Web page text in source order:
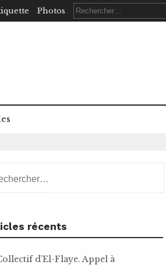
Photos Rechercher :
récents
d’El-Flaye. Appel à